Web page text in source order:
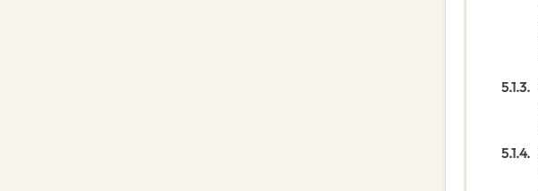
5.1.3.
5.1.4.